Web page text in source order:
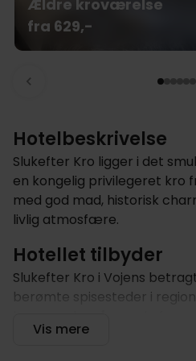
Ældre kroværelse
fra 629,-
Hotelbeskrivelse
Slukefter Kro ligger i det
en kongelig privilegeret kro
med god mad, historisk
livlig atmosfære.
Hotellet tilbyder
Slukefter Kro i Vojens
berømte spisesteder i
Middagen på Slukefter Kro
Vis mere